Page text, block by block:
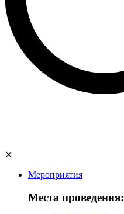
✕
Мероприятия
Места проведения: